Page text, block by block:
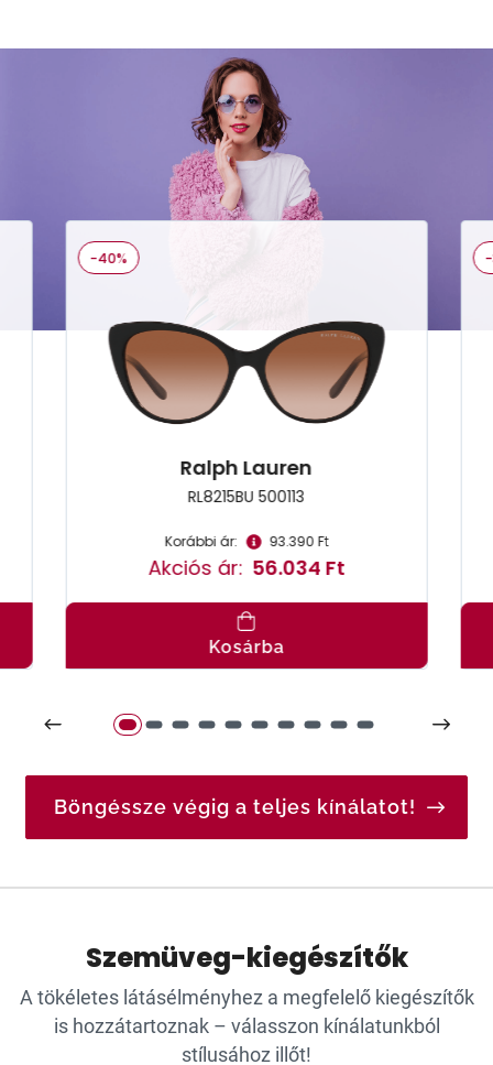
-40%
Ralph Lauren
RL8215BU 500113
Korábbi ár: 93.390 Ft
Akciós ár: 56.034 Ft
Kosárba
Böngéssze végig a teljes kínálatot!
Szemüveg-kiegészítők
A tökéletes látásélményhez a megfelelő kiegészítők
is hozzátartoznak – válasszon kínálatunkból
stílusához illőt!